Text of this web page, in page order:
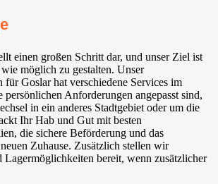
einen großen Schritt dar, und unser Ziel ist
möglich zu gestalten. Unser
für Goslar hat verschiedene Services im
Anforderungen angepasst sind,
in ein anderes Stadtgebiet oder um die
Ihr Hab und Gut mit besten
die sichere Beförderung und das
Zuhause. Zusätzlich stellen wir
Lagermöglichkeiten bereit, wenn zusätzlicher